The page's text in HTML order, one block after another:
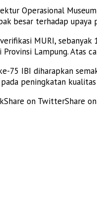
Operasional
besar terhadap
MURI,
Lampung. Atas
75 IBI diharapkan
peningkatan
Share on TwitterShare